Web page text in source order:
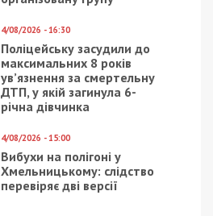
4/08/2026 - 16:30
Поліцейську засудили до
максимальних 8 років
ув’язнення за смертельну
ДТП, у якій загинула 6-
річна дівчинка
4/08/2026 - 15:00
Вибухи на полігоні у
Хмельницькому: слідство
перевіряє дві версії